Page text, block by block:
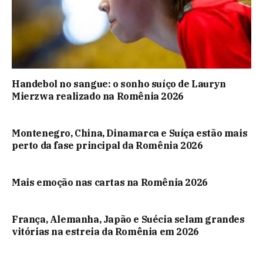
Handebol no sangue: o sonho suíço de Lauryn
Mierzwa realizado na Romênia 2026
Montenegro, China, Dinamarca e Suíça estão mais
perto da fase principal da Romênia 2026
Mais emoção nas cartas na Romênia 2026
França, Alemanha, Japão e Suécia selam grandes
vitórias na estreia da Romênia em 2026